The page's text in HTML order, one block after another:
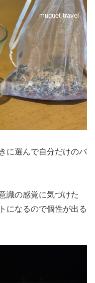
muguet-travel
に選んで自分だけのバ
識の感覚に気づけた
になるので個性が出る